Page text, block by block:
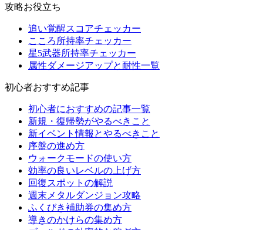
攻略お役立ち
追い覚醒スコアチェッカー
こころ所持率チェッカー
星5武器所持率チェッカー
属性ダメージアップと耐性一覧
初心者おすすめ記事
初心者におすすめの記事一覧
新規・復帰勢がやるべきこと
新イベント情報とやるべきこと
序盤の進め方
ウォークモードの使い方
効率の良いレベルの上げ方
回復スポットの解説
週末メタルダンジョン攻略
ふくびき補助券の集め方
導きのかけらの集め方